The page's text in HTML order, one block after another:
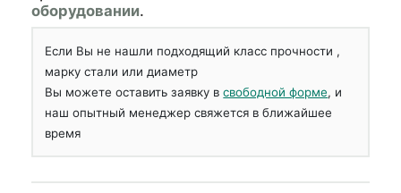
оборудовании.
Если Вы не нашли подходящий класс прочности ,
марку стали или диаметр
Вы можете оставить заявку всвободной форме, и
наш опытный менеджер свяжется в ближайшее
время